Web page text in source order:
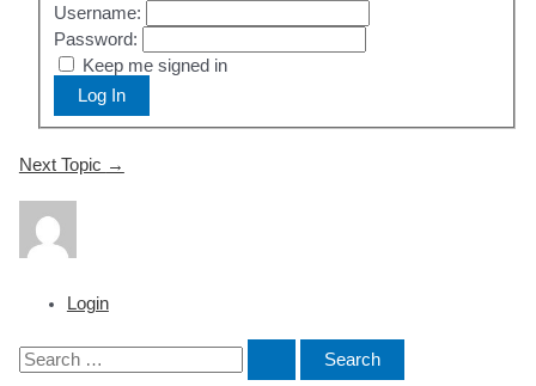
Login
S
Username:
Password:
Keep me signed in
Log In
Post
Next Topic →